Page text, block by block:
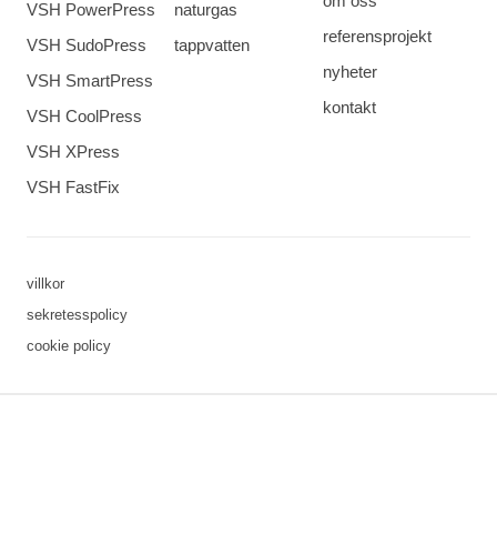
VSH PowerPress
VSH SudoPress
VSH SmartPress
VSH CoolPress
VSH XPress
VSH FastFix
naturgas
tappvatten
referensprojekt
nyheter
kontakt
villkor
sekretesspolicy
cookie policy